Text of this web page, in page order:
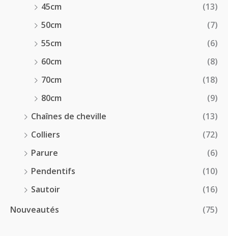
45cm
(13)
50cm
(7)
55cm
(6)
60cm
(8)
70cm
(18)
80cm
(9)
Chaînes de cheville
(13)
Colliers
(72)
Parure
(6)
Pendentifs
(10)
Sautoir
(16)
Nouveautés
(75)